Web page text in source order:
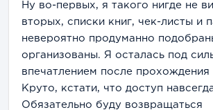
материалу даже после окончания
Из недостатков некоторые
на организацию итогового
что хотелось бы больше
детальный разбор со стороны
можно рассматривать как
Ну во-первых, я такого нигде не
вторых, списки книг, чек-листы и
невероятно продуманно
организованы. Я осталась под
впечатлением после прохождения
Круто, кстати, что доступ
Обязательно буду возвращаться